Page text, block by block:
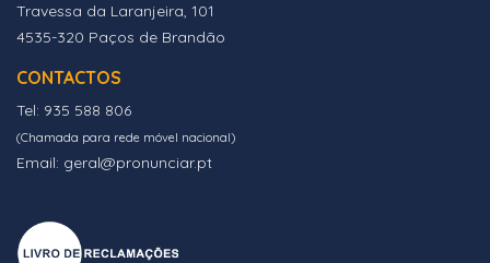
Travessa da Laranjeira, 101
4535-320 Paços de Brandão
CONTACTOS
Tel: 935 588 806
(Chamada para rede móvel nacional)
Email: geral@pronunciar.pt